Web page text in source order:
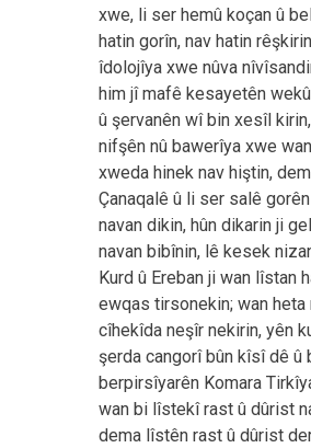
xwe, li ser hemû koçan û
hatin gorîn, nav hatin
îdolojîya xwe nûva
him jî mafê kesayetên
û şervanên wî bin xesîl
nifşên nû bawerîya xwe
xweda hinek nav hiştin,
Çanaqalê û li ser salê
navan dikin, hûn dikarin ji
navan bibînin, lê kesek
Kurd û Ereban ji wan lîstan
ewqas tirsonekin; wan heta
cîhekîda neşîr nekirin, yên
şerda cangorî bûn kîsî dê û
berpirsîyarên Komara
wan bi lîstekî rast û dûrist
dema lîstên rast û dûrist